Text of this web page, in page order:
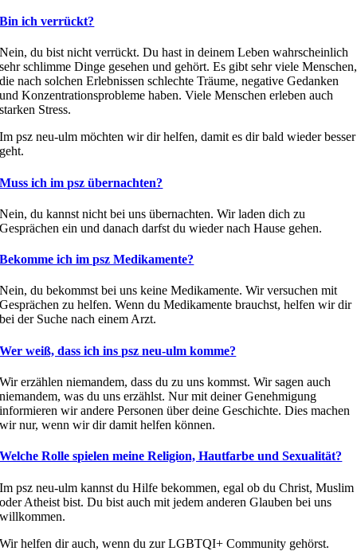
Bin ich verrückt?
Nein, du bist nicht verrückt. Du hast in deinem Leben wahrscheinlich
sehr schlimme Dinge gesehen und gehört. Es gibt sehr viele Menschen,
die nach solchen Erlebnissen schlechte Träume, negative Gedanken
und Konzentrationsprobleme haben. Viele Menschen erleben auch
starken Stress.
Im psz neu-ulm möchten wir dir helfen, damit es dir bald wieder besser
geht.
Muss ich im psz übernachten?
Nein, du kannst nicht bei uns übernachten. Wir laden dich zu
Gesprächen ein und danach darfst du wieder nach Hause gehen.
Bekomme ich im psz Medikamente?
Nein, du bekommst bei uns keine Medikamente. Wir versuchen mit
Gesprächen zu helfen. Wenn du Medikamente brauchst, helfen wir dir
bei der Suche nach einem Arzt.
Wer weiß, dass ich ins psz neu-ulm komme?
Wir erzählen niemandem, dass du zu uns kommst. Wir sagen auch
niemandem, was du uns erzählst. Nur mit deiner Genehmigung
informieren wir andere Personen über deine Geschichte. Dies machen
wir nur, wenn wir dir damit helfen können.
Welche Rolle spielen meine Religion, Hautfarbe und Sexualität?
Im psz neu-ulm kannst du Hilfe bekommen, egal ob du Christ, Muslim
oder Atheist bist. Du bist auch mit jedem anderen Glauben bei uns
willkommen.
Wir helfen dir auch, wenn du zur LGBTQI+ Community gehörst.